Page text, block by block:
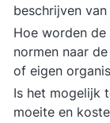
beschrijven
Hoe worden
normen naar
of eigen
Is het mogelijk
moeite en